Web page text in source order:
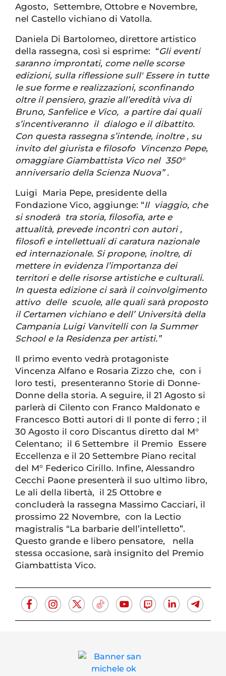
Agosto, Settembre, Ottobre e Novembre,
nel Castello vichiano di Vatolla.
Daniela Di Bartolomeo, direttore artistico
della rassegna, così si esprime: “Gli eventi
saranno improntati, come nelle scorse
edizioni, sulla riflessione sull' Essere in tutte
le sue forme e realizzazioni, sconfinando
oltre il pensiero, grazie all’eredità viva di
Bruno, Sanfelice e Vico, a partire dai quali
s’incentiveranno il dialogo e il dibattito.
Con questa rassegna s’intende, inoltre , su
invito del giurista e filosofo Vincenzo Pepe,
omaggiare Giambattista Vico nel 350°
anniversario della Scienza Nuova” .
Luigi Maria Pepe, presidente della
Fondazione Vico, aggiunge: “Il viaggio, che
si snoderà tra storia, filosofia, arte e
attualità, prevede incontri con autori ,
filosofi e intellettuali di caratura nazionale
ed internazionale. Si propone, inoltre, di
mettere in evidenza l’importanza dei
territori e delle risorse artistiche e culturali.
In questa edizione ci sarà il coinvolgimento
attivo delle scuole, alle quali sarà proposto
il Certamen vichiano e dell’ Università della
Campania Luigi Vanvitelli con la Summer
School e la Residenza per artisti.”
Il primo evento vedrà protagoniste
Vincenza Alfano e Rosaria Zizzo che, con i
loro testi, presenteranno Storie di Donne-
Donne della storia. A seguire, il 21 Agosto si
parlerà di Cilento con Franco Maldonato e
Francesco Botti autori di Il ponte di ferro ; il
30 Agosto il coro Discantus diretto dal M°
Celentano; il 6 Settembre il Premio Essere
Eccellenza e il 20 Settembre Piano recital
del M° Federico Cirillo. Infine, Alessandro
Cecchi Paone presenterà il suo ultimo libro,
Le ali della libertà, il 25 Ottobre e
concluderà la rassegna Massimo Cacciari, il
prossimo 22 Novembre, con la Lectio
magistralis “La barbarie dell’intelletto”.
Questo grande e libero pensatore, nella
stessa occasione, sarà insignito del Premio
Giambattista Vico.